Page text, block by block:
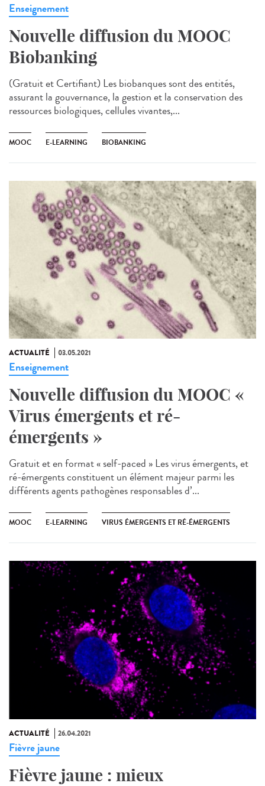
Enseignement
Nouvelle diffusion du MOOC
Biobanking
(Gratuit et Certifiant) Les biobanques sont des entités,
assurant la gouvernance, la gestion et la conservation des
ressources biologiques, cellules vivantes,...
MOOC E-LEARNING BIOBANKING
ACTUALITÉ 03.05.2021
Enseignement
Nouvelle diffusion du MOOC «
Virus émergents et ré-
émergents »
Gratuit et en format « self-paced » Les virus émergents, et
ré-émergents constituent un élément majeur parmi les
différents agents pathogènes responsables d’...
MOOC E-LEARNING VIRUS ÉMERGENTS ET RÉ-ÉMERGENTS
ACTUALITÉ 26.04.2021
Fièvre jaune
Fièvre jaune : mieux